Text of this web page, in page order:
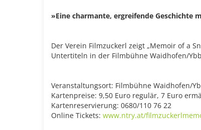
»Eine charmante, ergreifende Geschichte
Der Verein Filmzuckerl zeigt „Memoir of a
Untertiteln in der Filmbühne Waidhofen/
Veranstaltungsort: Filmbühne Waidhofen/
Kartenpreise: 9,50 Euro regulär, 7 Euro
Kartenreservierung: 0680/110 76 22
Online Tickets: www.ntry.at/